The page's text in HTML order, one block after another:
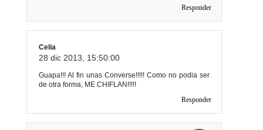
Responder
Celia
28 dic 2013, 15:50:00
Guapa!!! Al fin unas Converse!!!!! Como no podia ser
de otra forma, ME CHIFLAN!!!!!
Responder